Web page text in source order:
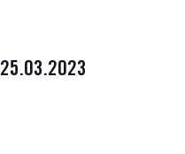
25.03.2023